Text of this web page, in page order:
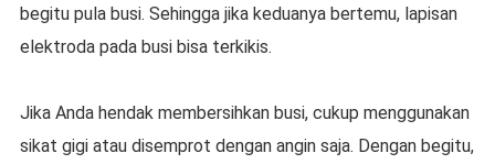
begitu pula busi. Sehingga jika keduanya bertemu, lapisan
elektroda pada busi bisa terkikis.
Jika Anda hendak membersihkan busi, cukup menggunakan
sikat gigi atau disemprot dengan angin saja. Dengan begitu,